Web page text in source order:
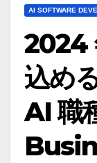
AI SOFTWARE
2024
込め
AI 職